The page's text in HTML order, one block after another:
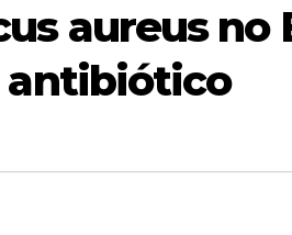
aureus no
antibiótico